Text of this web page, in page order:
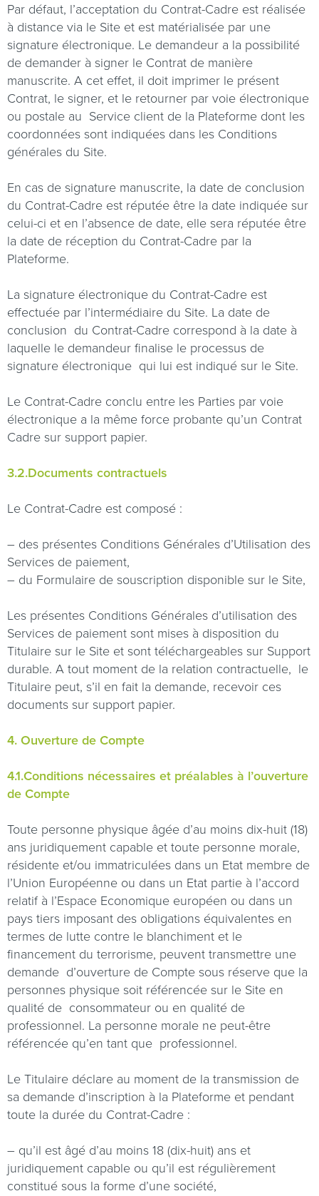
Par défaut, l’acceptation du Contrat-Cadre est réalisée
à distance via le Site et est matérialisée par une
signature électronique. Le demandeur a la possibilité
de demander à signer le Contrat de manière
manuscrite. A cet effet, il doit imprimer le présent
Contrat, le signer, et le retourner par voie électronique
ou postale au Service client de la Plateforme dont les
coordonnées sont indiquées dans les Conditions
générales du Site.
En cas de signature manuscrite, la date de conclusion
du Contrat-Cadre est réputée être la date indiquée sur
celui-ci et en l’absence de date, elle sera réputée être
la date de réception du Contrat-Cadre par la
Plateforme.
La signature électronique du Contrat-Cadre est
effectuée par l’intermédiaire du Site. La date de
conclusion du Contrat-Cadre correspond à la date à
laquelle le demandeur finalise le processus de
signature électronique qui lui est indiqué sur le Site.
Le Contrat-Cadre conclu entre les Parties par voie
électronique a la même force probante qu’un Contrat
Cadre sur support papier.
3.2.Documents contractuels
Le Contrat-Cadre est composé :
– des présentes Conditions Générales d’Utilisation des
Services de paiement,
– du Formulaire de souscription disponible sur le Site,
Les présentes Conditions Générales d’utilisation des
Services de paiement sont mises à disposition du
Titulaire sur le Site et sont téléchargeables sur Support
durable. A tout moment de la relation contractuelle, le
Titulaire peut, s’il en fait la demande, recevoir ces
documents sur support papier.
4. Ouverture de Compte
4.1.Conditions nécessaires et préalables à l’ouverture
de Compte
Toute personne physique âgée d’au moins dix-huit (18)
ans juridiquement capable et toute personne morale,
résidente et/ou immatriculées dans un Etat membre de
l’Union Européenne ou dans un Etat partie à l’accord
relatif à l’Espace Economique européen ou dans un
pays tiers imposant des obligations équivalentes en
termes de lutte contre le blanchiment et le
financement du terrorisme, peuvent transmettre une
demande d’ouverture de Compte sous réserve que la
personnes physique soit référencée sur le Site en
qualité de consommateur ou en qualité de
professionnel. La personne morale ne peut-être
référencée qu’en tant que professionnel.
Le Titulaire déclare au moment de la transmission de
sa demande d’inscription à la Plateforme et pendant
toute la durée du Contrat-Cadre :
– qu’il est âgé d’au moins 18 (dix-huit) ans et
juridiquement capable ou qu’il est régulièrement
constitué sous la forme d’une société,